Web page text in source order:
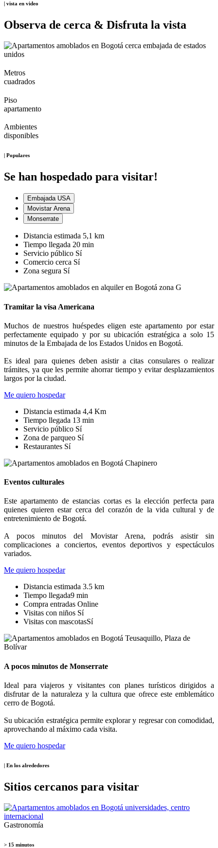
| vista en video
Observa de cerca & Disfruta la vista
Metros
cuadrados
Piso
apartamento
Ambientes
disponibles
| Populares
Se han hospedado para visitar!
Embajada USA
Movistar Arena
Monserrate
Distancia estimada 5,1 km
Tiempo llegada 20 min
Servicio público Sí
Comercio cerca Sí
Zona segura Sí
Tramitar la visa Americana
Muchos de nuestros huéspedes eligen este apartamento por estar
perfectamente equipado y por su ubicación estratégica a solo 15
minutos de la Embajada de los Estados Unidos en Bogotá.
Es ideal para quienes deben asistir a citas consulares o realizar
trámites, ya que les permite ahorrar tiempo y evitar desplazamientos
largos por la ciudad.
Me quiero hospedar
Distancia estimada 4,4 Km
Tiempo llegada 13 min
Servicio público Sí
Zona de parqueo Sí
Restaurantes Sí
Eventos culturales
Este apartamento de estancias cortas es la elección perfecta para
quienes quieren estar cerca del corazón de la vida cultural y de
entretenimiento de Bogotá.
A pocos minutos del Movistar Arena, podrás asistir sin
complicaciones a conciertos, eventos deportivos y espectáculos
variados.
Me quiero hospedar
Distancia estimada 3.5 km
Tiempo llegada9 min
Compra entradas Online
Visitas con niños Sí
Visitas con mascotasSí
A pocos minutos de Monserrate
Ideal para viajeros y visitantes con planes turísticos dirigidos a
disfrutar de la naturaleza y la cultura que ofrece este emblemático
cerro de Bogotá.
Su ubicación estratégica permite explorar y regresar con comodidad,
aprovechando al máximo cada visita.
Me quiero hospedar
| En los alrededores
Sitios cercanos para visitar
Gastronomía
> 15 minutos